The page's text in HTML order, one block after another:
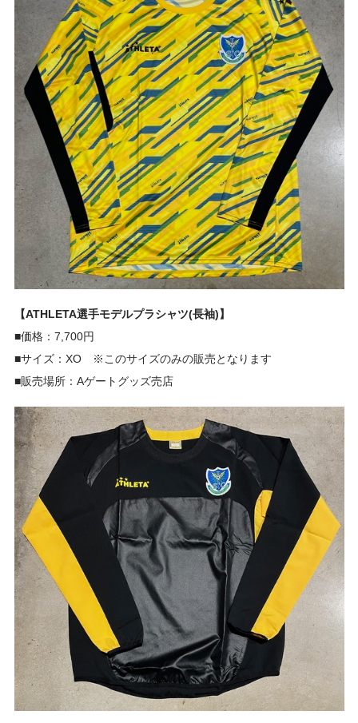
【ATHLETA選手モデルプラシャツ(長袖)】
■価格：7,700円
■サイズ：XO ※このサイズのみの販売となります
■販売場所：Aゲートグッズ売店